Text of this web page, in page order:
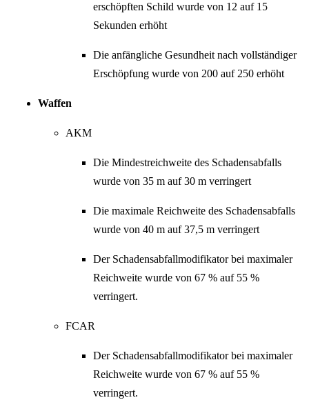
erschöpften Schild wurde von 12 auf 15
Sekunden erhöht
Die anfängliche Gesundheit nach vollständiger
Erschöpfung wurde von 200 auf 250 erhöht
Waffen
AKM
Die Mindestreichweite des Schadensabfalls
wurde von 35 m auf 30 m verringert
Die maximale Reichweite des Schadensabfalls
wurde von 40 m auf 37,5 m verringert
Der Schadensabfallmodifikator bei maximaler
Reichweite wurde von 67 % auf 55 %
verringert.
FCAR
Der Schadensabfallmodifikator bei maximaler
Reichweite wurde von 67 % auf 55 %
verringert.